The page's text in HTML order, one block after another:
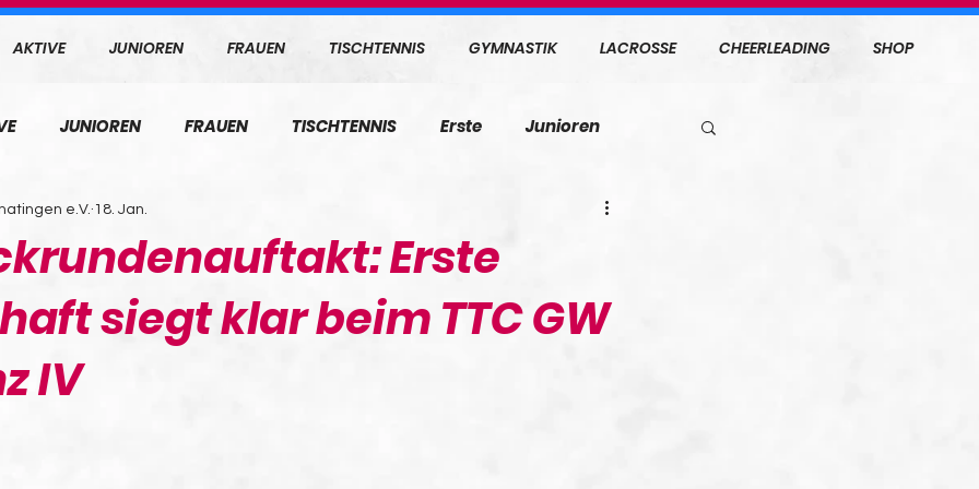
AKTIVE JUNIOREN FRAUEN TISCHTENNIS GYMNASTIK LACROSSE CHEERLEADING SHOP
JUNIOREN FRAUEN TISCHTENNIS Erste Junioren
Erste
siegt klar beim TTC GW
IV
e.V. 18. Jan.